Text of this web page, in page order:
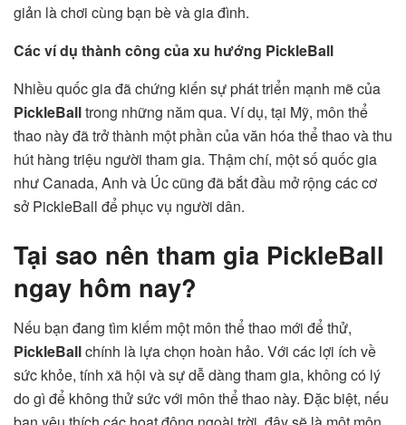
giản là chơi cùng bạn bè và gia đình.
Các ví dụ thành công của xu hướng PickleBall
Nhiều quốc gia đã chứng kiến sự phát triển mạnh mẽ của
PickleBalltrong những năm qua. Ví dụ, tại Mỹ, môn thể
thao này đã trở thành một phần của văn hóa thể thao và thu
hút hàng triệu người tham gia. Thậm chí, một số quốc gia
như Canada, Anh và Úc cũng đã bắt đầu mở rộng các cơ
sở PickleBall để phục vụ người dân.
Tại sao nên tham gia PickleBall
ngay hôm nay?
Nếu bạn đang tìm kiếm một môn thể thao mới để thử,
PickleBallchính là lựa chọn hoàn hảo. Với các lợi ích về
sức khỏe, tính xã hội và sự dễ dàng tham gia, không có lý
do gì để không thử sức với môn thể thao này. Đặc biệt, nếu